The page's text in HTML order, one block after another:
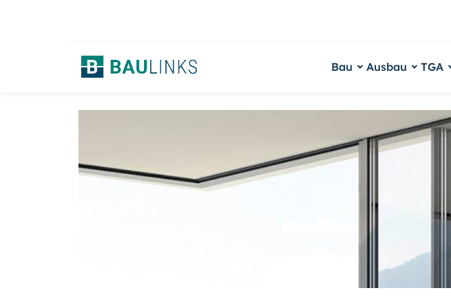
Bau Ausbau TGA